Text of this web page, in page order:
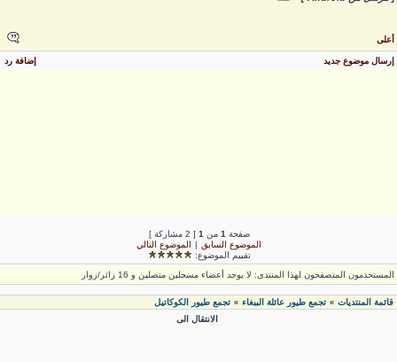
أعلى
إرسال موضوع جديد إضافة رد
صفحة1 من [ 2 مشاركة ]
الموضوع السابق| الموضوع التالي
تقييم الموضوع:
المستخدمون المتصفحون لهذا المنتدى: لا يوجد أعضاء مسجلين متصلين و 16 زائر/زوار
قائمة المنتديات» تجمع طيور عائلة الببغاء» تجمع طيور الكوكاتيل
الانتقال الى